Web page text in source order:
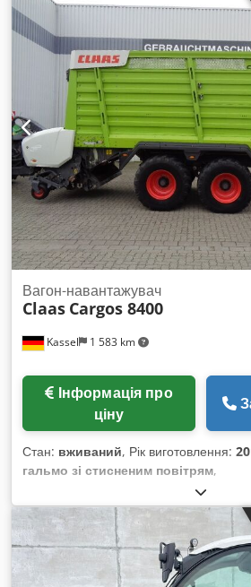
Kassel 1 583 km
Вагон-навантажувач
Claas Cargos 8400
ціну
Стан: вживаний, Рік виготовлення:
гальмо зі стисненим повітрям,